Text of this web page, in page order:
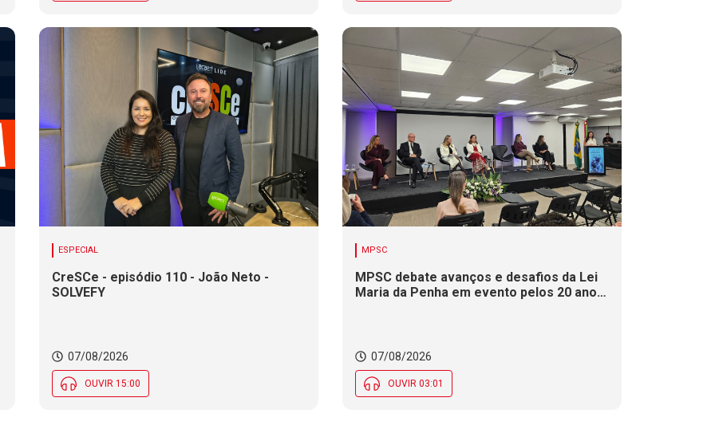
ESPECIAL
CreSCe - episódio 110 - João Neto -
SOLVEFY
07/08/2026
OUVIR 15:00
MPSC
MPSC debate avanços e desafios da Lei
Maria da Penha em evento pelos 20 anos
07/08/2026
OUVIR 03:01